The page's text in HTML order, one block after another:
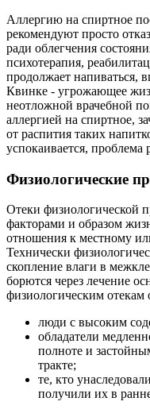
Аллергию на спиртное
рекомендуют просто
ради облегчения
психотерапия,
продолжает напиваться,
Квинке - угрожающее
неотложной врачебной
аллергией на спиртное,
от распития таких
успокаивается, проблема
Физиологические
Отеки физиологической
факторами и образом
отношения к местному
Технически
скопление влаги в
борются через лечение
физиологическим отекам
люди с высоким
обладатели
полноте и
тракте;
те, кто
получили их в